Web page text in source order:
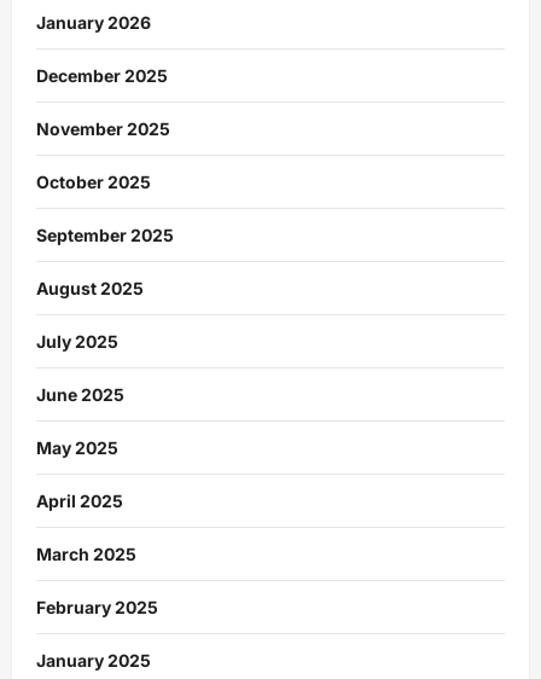
January 2026
December 2025
November 2025
October 2025
September 2025
August 2025
July 2025
June 2025
May 2025
April 2025
March 2025
February 2025
January 2025